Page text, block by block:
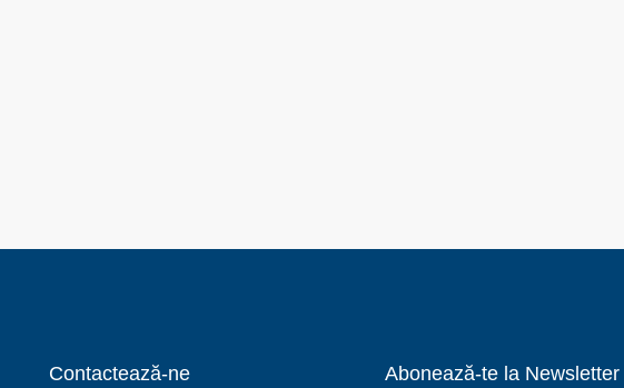
Contactează-ne Abonează-te la Newsletter